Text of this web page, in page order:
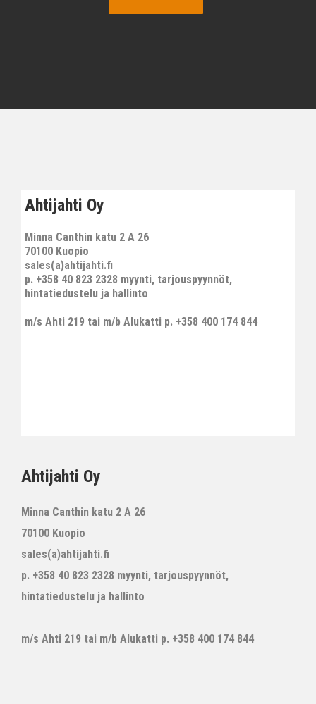
Ahtijahti Oy
Minna Canthin katu 2 A 26
70100 Kuopio
sales(a)ahtijahti.fi
p. +358 40 823 2328 myynti, tarjouspyynnöt,
hintatiedustelu ja hallinto
m/s Ahti 219 tai m/b Alukatti p. +358 400 174 844
Ahtijahti Oy
Minna Canthin katu 2 A 26
70100 Kuopio
sales(a)ahtijahti.fi
p. +358 40 823 2328 myynti, tarjouspyynnöt,
hintatiedustelu ja hallinto
m/s Ahti 219 tai m/b Alukatti p. +358 400 174 844